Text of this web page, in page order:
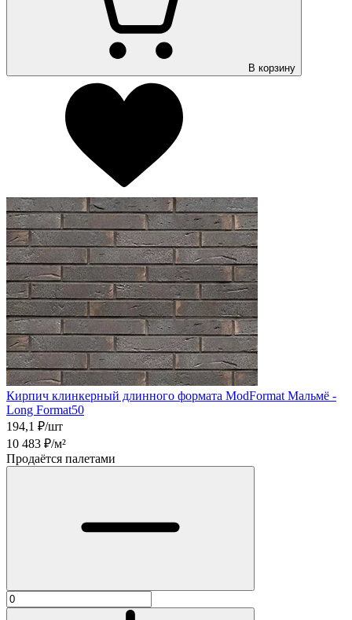
В корзину
Кирпич клинкерный длинного формата ModFormat Мальмё -
Long Format50
194,1 ₽/шт
10 483 ₽/м²
Продаётся палетами